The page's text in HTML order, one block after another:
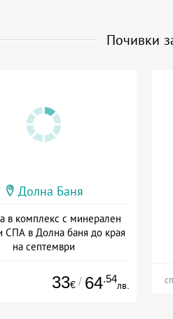
Почивки
Долна Баня
в комплекс с минерален
СПА в Долна баня до края
на септември
33€ / 64.54
лв.